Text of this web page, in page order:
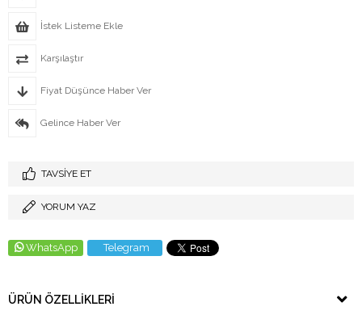
İstek Listeme Ekle
Karşılaştır
Fiyat Düşünce Haber Ver
Gelince Haber Ver
TAVSIYE ET
YORUM YAZ
WhatsApp Telegram
ÜRÜN ÖZELLIKLERI